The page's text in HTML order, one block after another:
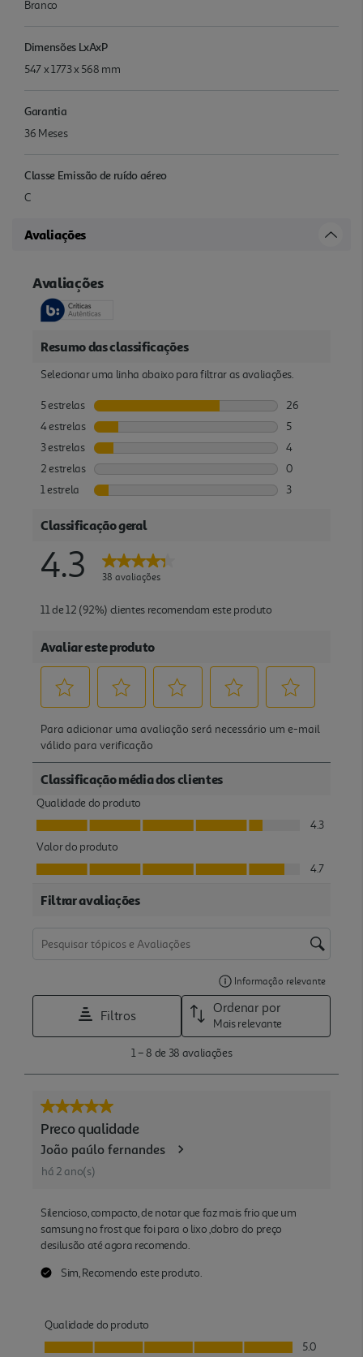
Branco
Dimensões LxAxP
547 x 1773 x 568 mm
Garantia
36 Meses
Classe Emissão de ruído aéreo
C
Avaliações